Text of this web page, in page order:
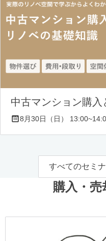
中古マンション購
8月30日（日）
すべてのセミ
購入・売